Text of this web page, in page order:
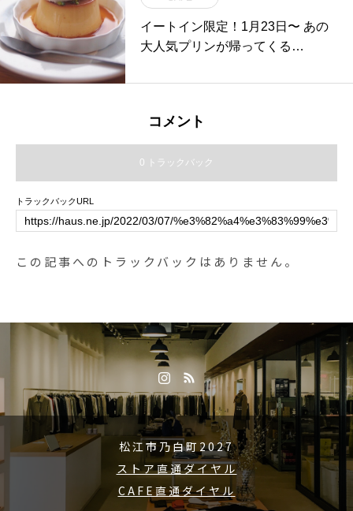
イートイン限定！1月23日〜 あの
大人気プリンが帰ってくる…
コメント
0 トラックバック
トラックバックURL
この記事へのトラックバックはありません。
松江市乃白町2027
ストア直通ダイヤル
CAFE直通ダイヤル